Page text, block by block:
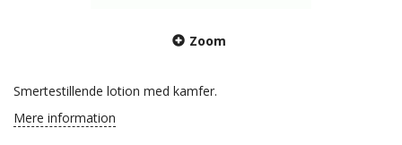
Zoom
Smertestillende lotion med kamfer.
Mere information